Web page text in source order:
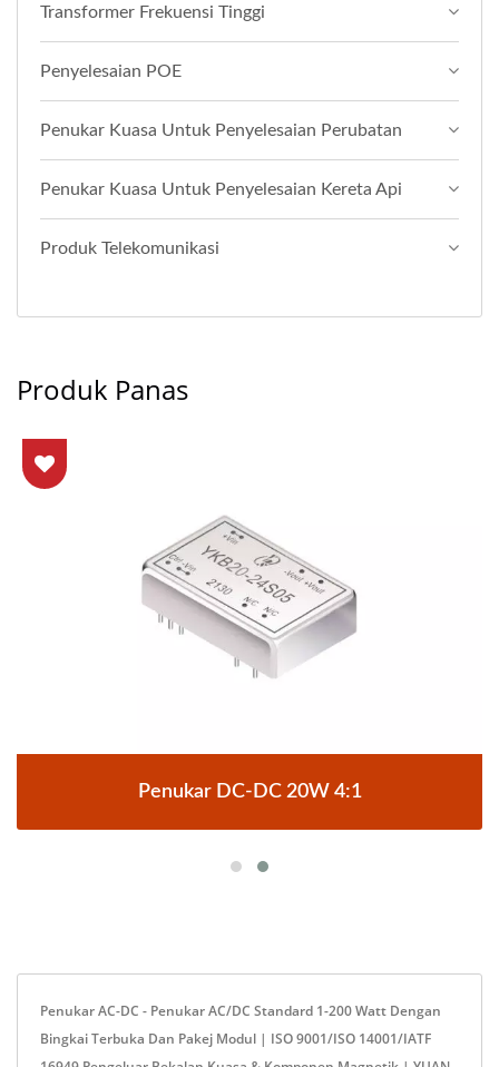
Transformer Frekuensi Tinggi
Penyelesaian POE
Penukar Kuasa Untuk Penyelesaian Perubatan
Penukar Kuasa Untuk Penyelesaian Kereta Api
Produk Telekomunikasi
Produk Panas
Penukar DC-DC 20W 4:1
Penukar AC-DC - Penukar AC/DC Standard 1-200 Watt Dengan
Bingkai Terbuka Dan Pakej Modul | ISO 9001/ISO 14001/IATF